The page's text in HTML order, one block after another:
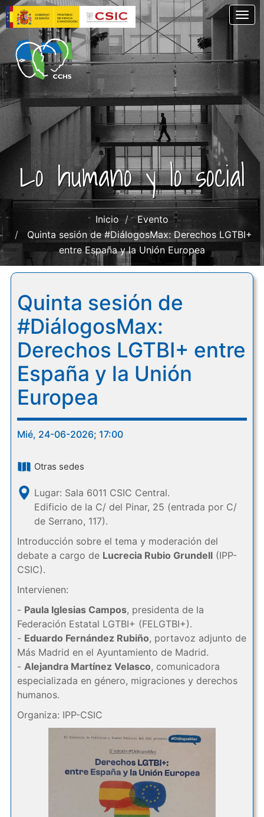
Pasar
al
contenido
principal
Lo humano y lo social
Inicio
Evento
Quinta sesión de #DiálogosMax: Derechos LGTBI+
entre España y la Unión Europea
Quinta sesión de
#DiálogosMax:
Derechos LGTBI+ entre
España y la Unión
Europea
Mié, 24-06-2026; 17:00
Otras sedes
Lugar: Sala 6011 CSIC Central.
Edificio de la C/ del Pinar, 25 (entrada por C/
de Serrano, 117).
Introducción sobre el tema y moderación del
debate a cargo de Lucrecia Rubio Grundell(IPP-
CSIC).
Intervienen:
- Paula Iglesias Campos, presidenta de la
Federación Estatal LGTBI+ (FELGTBI+).
- Eduardo Fernández Rubiño, portavoz adjunto de
Más Madrid en el Ayuntamiento de Madrid.
- Alejandra Martínez Velasco, comunicadora
especializada en género, migraciones y derechos
humanos.
Organiza: IPP-CSIC